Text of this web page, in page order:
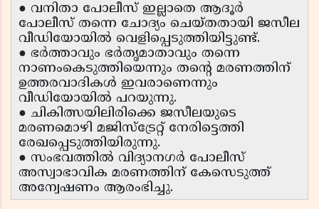
● വനിതാ പോലീസ് ഇല്ലാതെ ആദൂർ
പോലീസ് തന്നെ ചോദ്യം ചെയ്തതായി ജസീല
വീഡിയോയിൽ വെളിപ്പെടുത്തിയിട്ടുണ്ട്.
● ഭർത്താവും ഭർതൃമാതാവും തന്നെ
നാണംകെടുത്തിയെന്നും തന്റെ മരണത്തിന്
ഉത്തരവാദികൾ ഇവരാണെന്നും
വീഡിയോയിൽ പറയുന്നു.
● ചികിത്സയിലിരിക്കെ ജസീലയുടെ
മരണമൊഴി മജിസ്ട്രേറ്റ് നേരിട്ടെത്തി
രേഖപ്പെടുത്തിയിരുന്നു.
● സംഭവത്തിൽ വിദ്യാനഗർ പോലീസ്
അസ്വാഭാവിക മരണത്തിന് കേസെടുത്ത്
അന്വേഷണം ആരംഭിച്ചു.